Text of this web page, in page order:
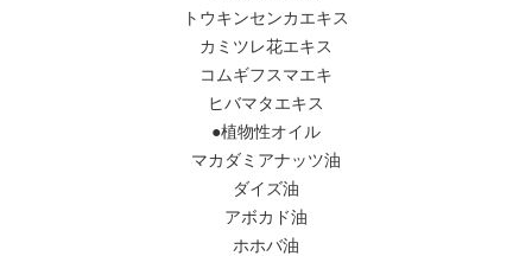
トウキンセンカエキス
カミツレ花エキス
コムギフスマエキ
ヒバマタエキス
●植物性オイル
マカダミアナッツ油
ダイズ油
アボカド油
ホホバ油